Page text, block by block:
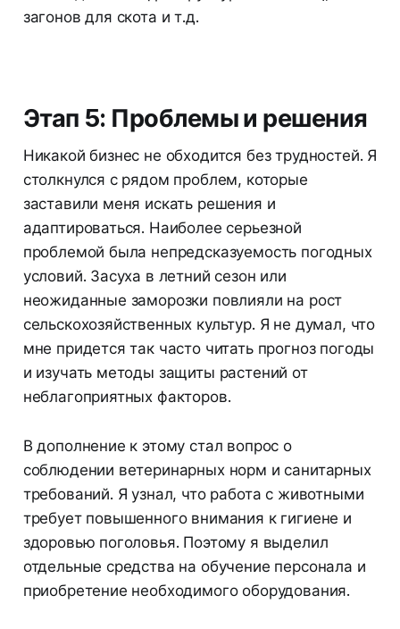
загонов для скота и т.д.
Этап 5: Проблемы и решения
Никакой бизнес не обходится без трудностей. Я
столкнулся с рядом проблем, которые
заставили меня искать решения и
адаптироваться. Наиболее серьезной
проблемой была непредсказуемость погодных
условий. Засуха в летний сезон или
неожиданные заморозки повлияли на рост
сельскохозяйственных культур. Я не думал, что
мне придется так часто читать прогноз погоды
и изучать методы защиты растений от
неблагоприятных факторов.
В дополнение к этому стал вопрос о
соблюдении ветеринарных норм и санитарных
требований. Я узнал, что работа с животными
требует повышенного внимания к гигиене и
здоровью поголовья. Поэтому я выделил
отдельные средства на обучение персонала и
приобретение необходимого оборудования.